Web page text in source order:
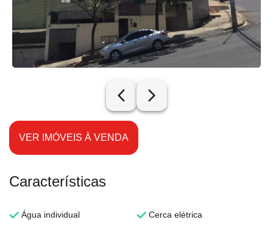
arrow_back_ios_new arrow_forward_ios
VER IMÓVEIS À VENDA
Características
Água individual Cerca elétrica